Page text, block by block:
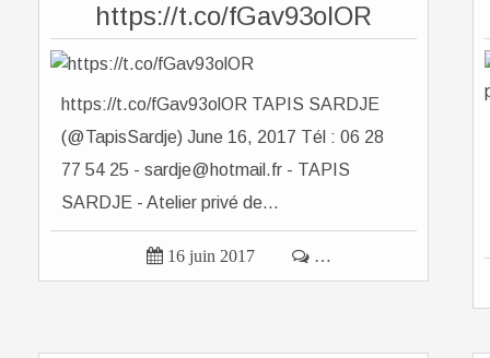
https://t.co/fGav93olOR
https://t.co/fGav93olOR TAPIS SARDJE
(@TapisSardje) June 16, 2017 Tél : 06 28
77 54 25 - sardje@hotmail.fr - TAPIS
SARDJE - Atelier privé de...
 16 juin 2017  …